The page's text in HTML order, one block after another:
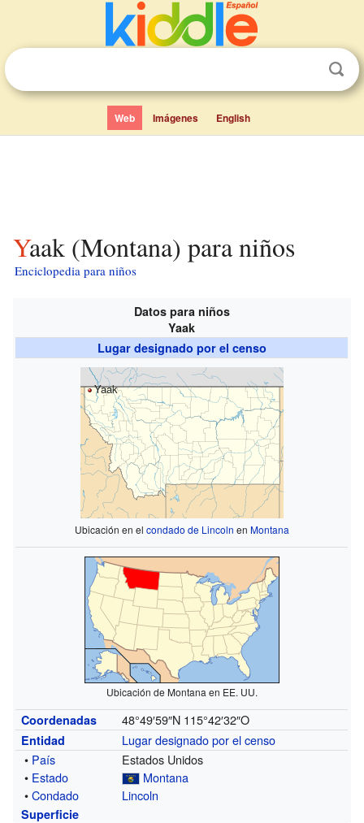
Web Imágenes English
Yaak (Montana) para niños
Enciclopedia para niños
Datos para niños
Yaak
Lugar designado por el censo
Yaak
Ubicación en el condado de Lincoln en Montana
Ubicación de Montana en EE. UU.
Coordenadas 48°49′59″N 115°42′32″O
Entidad
Lugar designado por el censo
• País
Estados Unidos
• Estado
Montana
•Condado Lincoln
Superficie